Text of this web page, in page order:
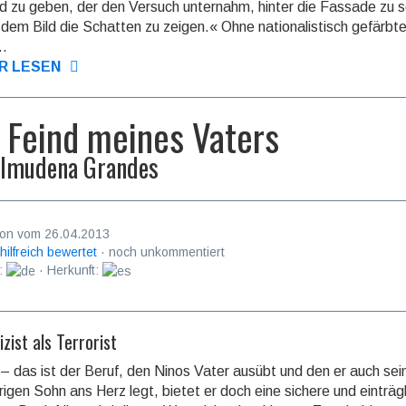
zu geben, der den Versuch unter­nahm, hinter die Fassade zu
Bild die Schatten zu zeigen.« Ohne natio­nalis­tisch gefärbte
LESEN
meines Vaters
Grandes
vom 26.04.2013
bewertet · noch unkommentiert
· Herkunft:
als Terrorist
das ist der Beruf, den Ninos Vater ausübt und den er auch
Sohn ans Herz legt, bietet er doch eine sichere und